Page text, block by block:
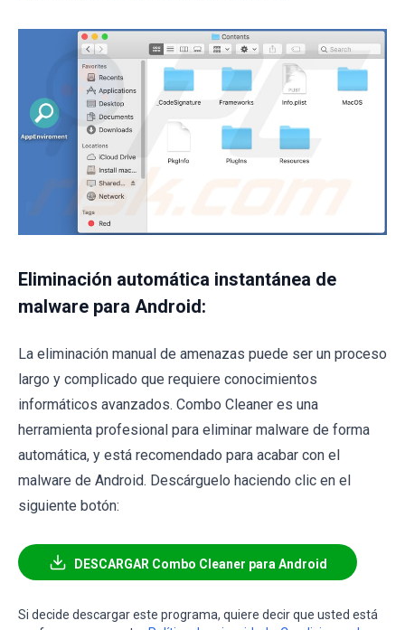
Eliminación automática instantánea de
malware para Android:
La eliminación manual de amenazas puede ser un proceso
largo y complicado que requiere conocimientos
informáticos avanzados. Combo Cleaner es una
herramienta profesional para eliminar malware de forma
automática, y está recomendado para acabar con el
malware de Android. Descárguelo haciendo clic en el
siguiente botón:
DESCARGAR Combo Cleaner para Android
Si decide descargar este programa, quiere decir que usted está